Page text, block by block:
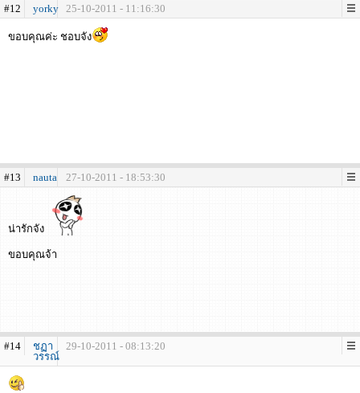
#12 yorky 25-10-2011 - 11:16:30
ขอบคุณค่ะ ชอบจัง
#13 nauta 27-10-2011 - 18:53:30
น่ารักจัง
ขอบคุณจ้า
#14
ชฏา
วรรณ์
29-10-2011 - 08:13:20